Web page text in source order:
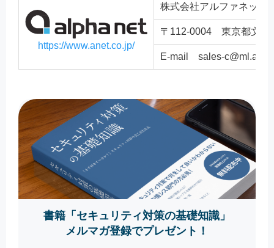
https://www.anet.co.jp/
株式会社アルファネッ
〒112-0004 東京都文
E-mail sales-
書籍「セキュリティ対策の基礎知識」
メルマガ登録でプレゼント！